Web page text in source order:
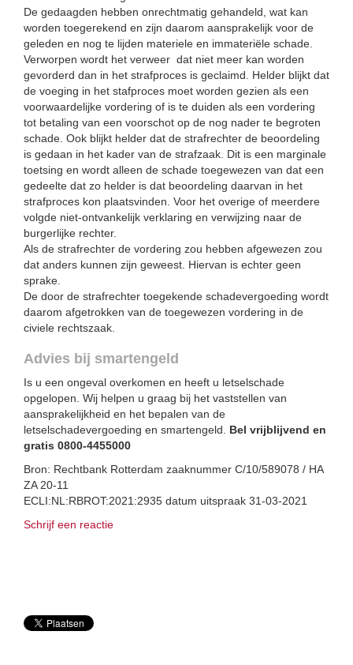
De gedaagden hebben onrechtmatig gehandeld, wat kan
worden toegerekend en zijn daarom aansprakelijk voor de
geleden en nog te lijden materiele en immateriële schade.
Verworpen wordt het verweer dat niet meer kan worden
gevorderd dan in het strafproces is geclaimd. Helder blijkt dat
de voeging in het stafproces moet worden gezien als een
voorwaardelijke vordering of is te duiden als een vordering
tot betaling van een voorschot op de nog nader te begroten
schade. Ook blijkt helder dat de strafrechter de beoordeling
is gedaan in het kader van de strafzaak. Dit is een marginale
toetsing en wordt alleen de schade toegewezen van dat een
gedeelte dat zo helder is dat beoordeling daarvan in het
strafproces kon plaatsvinden. Voor het overige of meerdere
volgde niet-ontvankelijk verklaring en verwijzing naar de
burgerlijke rechter.
Als de strafrechter de vordering zou hebben afgewezen zou
dat anders kunnen zijn geweest. Hiervan is echter geen
sprake.
De door de strafrechter toegekende schadevergoeding wordt
daarom afgetrokken van de toegewezen vordering in de
civiele rechtszaak.
Advies bij smartengeld
Is u een ongeval overkomen en heeft u letselschade
opgelopen. Wij helpen u graag bij het vaststellen van
aansprakelijkheid en het bepalen van de
letselschadevergoeding en smartengeld. Bel vrijblijvend en
gratis 0800-4455000
Bron: Rechtbank Rotterdam zaaknummer C/10/589078 / HA
ZA 20-11
ECLI:NL:RBROT:2021:2935 datum uitspraak 31-03-2021
Schrijf een reactie